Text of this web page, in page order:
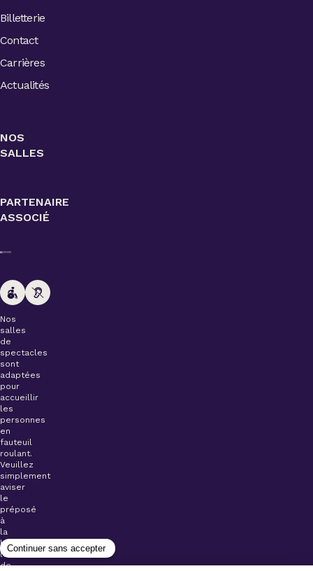
Billetterie
Contact
Carrières
Actualités
NOS
SALLES
PARTENAIRE
ASSOCIÉ
Nos
salles
de
spectacles
sont
adaptées
pour
accueillir
les
personnes
en
fauteuil
roulant.
Veuillez
simplement
aviser
le
préposé
à
la
billetterie
lors
de